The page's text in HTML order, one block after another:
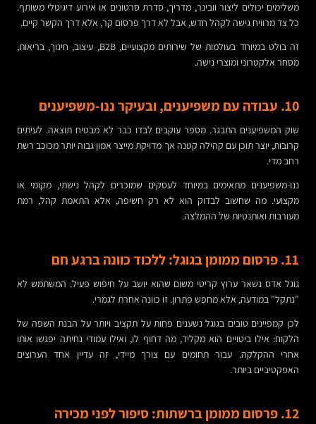
משלימים יכולים ליצור וובינר, מדריך, סדרת סרטונים או אירוע דיגיטלי משותף.
כל צד מרוויח גישה לקהל חדש, אבל לא דרך פרסום קר, אלא דרך הקשר קיים.
זה בולט במיוחד בעולמות של שירותים מקצועיים, B2B, עיצוב, חינוך, בריאות,
מסחר אלקטרוני ומוצרי נישה.
10. עבודה עם משפיענים, ובעיקר ננו-משפיענים
שוק המשפיענים התבגר. מספר עוקבים לבדו כבר לא מבטיח תוצאה. לעיתים
קרובות, יוצר תוכן עם קהילה קטנה אך מדויקת מייצר אמון גבוה יותר מכוכב רשת
רחב מדי.
ננו-משפיענים מתאימים במיוחד לעסקים שמוכרים לקהל נישתי, מקומי או
מקצועי. מה שחשוב לבדוק הוא לא רק חשיפה, אלא התאמת קהל, רמת
מעורבות ואותנטיות של ההמלצה.
11. פרסום ממומן בגוגל: ללכוד כוונה ברגע חם
גוגל אדס נשאר ערוץ קריטי משום שהוא יושב על חיפוש פעיל. המשתמש לא
"נתקל" במודעה, אלא מחפש פתרון. זו כוונה אחרת לגמרי.
לכן קמפיינים טובים בגוגל נשענים פחות על תקציב ויותר על הבנת השפה של
הלקוח: אילו ביטויים הוא מקליד, מה דחוף לו, ואילו עמודי נחיתה יפגשו אותו
אחרי ההקלקה. עבור תחומים עם צורך מיידי, זה עדיין אחד הערוצים
האפקטיביים ביותר.
12. פרסום ממומן ברשתות: סיפור לפני מכירה